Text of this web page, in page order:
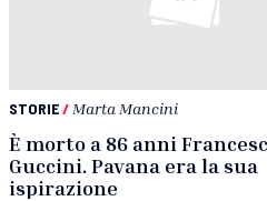
STORIE/ Marta Mancini
È morto a 86 anni
Guccini. Pavana era la sua
ispirazione